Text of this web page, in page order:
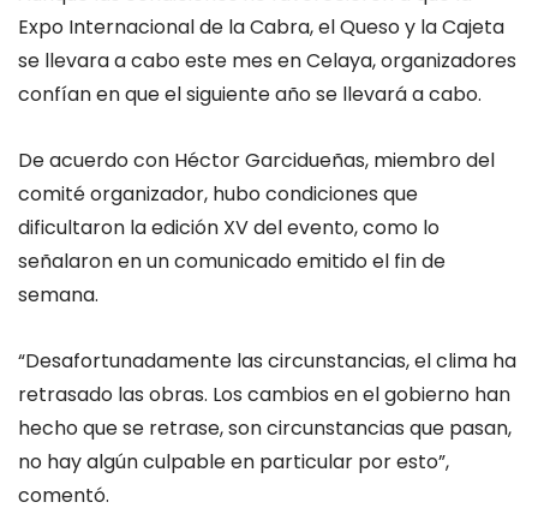
Expo Internacional de la Cabra, el Queso y la Cajeta
se llevara a cabo este mes en Celaya, organizadores
confían en que el siguiente año se llevará a cabo.
De acuerdo con Héctor Garcidueñas, miembro del
comité organizador, hubo condiciones que
dificultaron la edición XV del evento, como lo
señalaron en un comunicado emitido el fin de
semana.
“Desafortunadamente las circunstancias, el clima ha
retrasado las obras. Los cambios en el gobierno han
hecho que se retrase, son circunstancias que pasan,
no hay algún culpable en particular por esto”,
comentó.